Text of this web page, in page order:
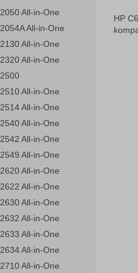
All-in-One
All-in-One
All-in-One
All-in-One
All-in-One
All-in-One
All-in-One
All-in-One
All-in-One
All-in-One
All-in-One
All-in-One
All-in-One
All-in-One
All-in-One
All-in-One
HP